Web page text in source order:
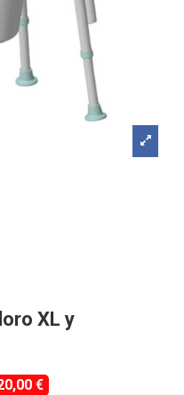
XL y
€